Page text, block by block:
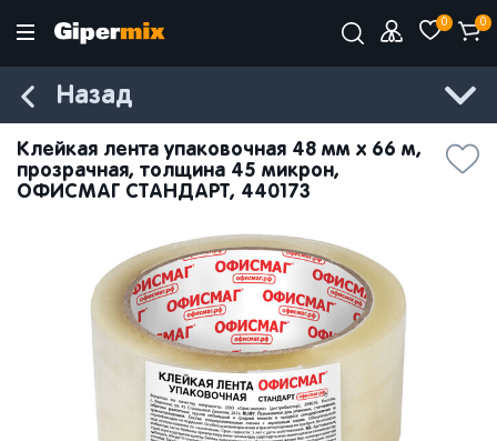
0 0
Назад
Клейкая лента упаковочная 48 мм х 66 м,
прозрачная, толщина 45 микрон,
ОФИСМАГ СТАНДАРТ, 440173